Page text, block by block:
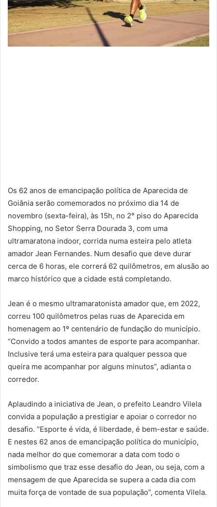
Os 62 anos de emancipação política de Aparecida de
Goiânia serão comemorados no próximo dia 14 de
novembro (sexta-feira), às 15h, no 2° piso do Aparecida
Shopping, no Setor Serra Dourada 3, com uma
ultramaratona indoor, corrida numa esteira pelo atleta
amador Jean Fernandes. Num desafio que deve durar
cerca de 6 horas, ele correrá 62 quilômetros, em alusão ao
marco histórico que a cidade está completando.
Jean é o mesmo ultramaratonista amador que, em 2022,
correu 100 quilômetros pelas ruas de Aparecida em
homenagem ao 1º centenário de fundação do município.
“Convido a todos amantes de esporte para acompanhar.
Inclusive terá uma esteira para qualquer pessoa que
queira me acompanhar por alguns minutos”, adianta o
corredor.
Aplaudindo a iniciativa de Jean, o prefeito Leandro Vilela
convida a população a prestigiar e apoiar o corredor no
desafio. “Esporte é vida, é liberdade, é bem-estar e saúde.
E nestes 62 anos de emancipação política do município,
nada melhor do que comemorar a data com todo o
simbolismo que traz esse desafio do Jean, ou seja, com a
mensagem de que Aparecida se supera a cada dia com
muita força de vontade de sua população”, comenta Vilela.